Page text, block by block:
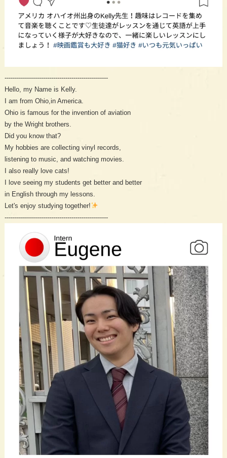
---------------------------------------------------
Hello, my Name is Kelly.
I am from Ohio,in America.
Ohio is famous for the invention of aviation
by the Wright brothers.
Did you know that?
My hobbies are collecting vinyl records,
listening to music, and watching movies.
I also really love cats!
I love seeing my students get better and better
in English through my lessons.
Let's enjoy studying together!
---------------------------------------------------